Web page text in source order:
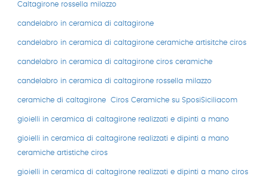
Caltagirone rossella milazzo
candelabro in ceramica di caltagirone
candelabro in ceramica di caltagirone ceramiche artisitche ciros
candelabro in ceramica di caltagirone ciros ceramiche
candelabro in ceramica di caltagirone rossella milazzo
ceramiche di caltagirone Ciros Ceramiche su SposiSiciliacom
gioielli in ceramica di caltagirone realizzati e dipinti a mano
gioielli in ceramica di caltagirone realizzati e dipinti a mano
ceramiche artistiche ciros
gioielli in ceramica di caltagirone realizzati e dipinti a mano ciros